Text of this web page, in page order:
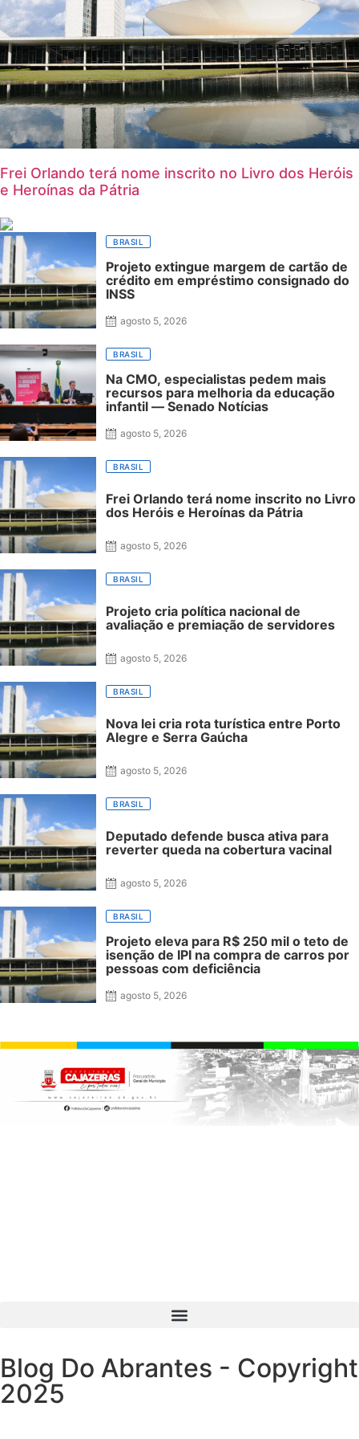
Frei Orlando terá nome inscrito no Livro dos Heróis
e Heroínas da Pátria
BRASIL
Projeto extingue margem de cartão de
crédito em empréstimo consignado do
INSS
agosto 5, 2026
BRASIL
Na CMO, especialistas pedem mais
recursos para melhoria da educação
infantil — Senado Notícias
agosto 5, 2026
BRASIL
Frei Orlando terá nome inscrito no Livro
dos Heróis e Heroínas da Pátria
agosto 5, 2026
BRASIL
Projeto cria política nacional de
avaliação e premiação de servidores
agosto 5, 2026
BRASIL
Nova lei cria rota turística entre Porto
Alegre e Serra Gaúcha
agosto 5, 2026
BRASIL
Deputado defende busca ativa para
reverter queda na cobertura vacinal
agosto 5, 2026
BRASIL
Projeto eleva para R$ 250 mil o teto de
isenção de IPI na compra de carros por
pessoas com deficiência
agosto 5, 2026
Blog Do Abrantes - Copyright
2025